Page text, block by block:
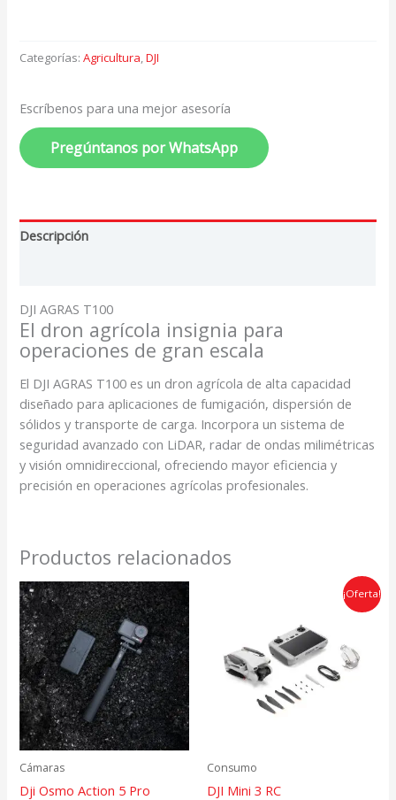
Categorías:Agricultura,DJI
Escríbenos para una mejor asesoría
Pregúntanos por WhatsApp
Descripción
DJI AGRAS T100
El dron agrícola insignia para
operaciones de gran escala
El DJI AGRAS T100 es un dron agrícola de alta capacidad
diseñado para aplicaciones de fumigación, dispersión de
sólidos y transporte de carga. Incorpora un sistema de
seguridad avanzado con LiDAR, radar de ondas milimétricas
y visión omnidireccional, ofreciendo mayor eficiencia y
precisión en operaciones agrícolas profesionales.
Productos relacionados
Cámaras
Dji Osmo Action 5 Pro
¡Oferta!
Consumo
DJI Mini 3 RC
era:
$2,479,900.00.
El